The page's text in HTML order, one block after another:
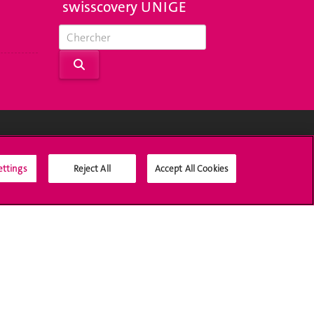
swisscovery UNIGE
Médias sociaux UNIGE
Reject All Accept All Cookies